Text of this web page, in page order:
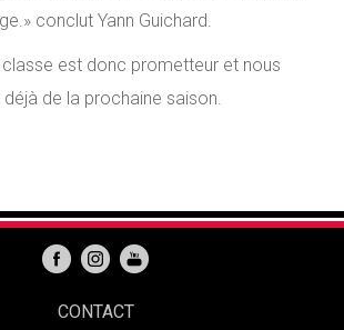
conclut Yann Guichard.
classe est donc prometteur et nous
de la prochaine saison.
CONTACT